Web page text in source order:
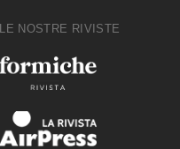
LE NOSTRE RIVISTE